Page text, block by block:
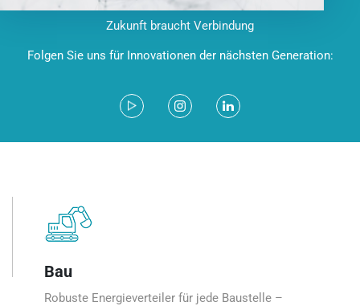
Zukunft braucht Verbindung
Folgen Sie uns für Innovationen der nächsten Generation:
Bau
Robuste Energieverteiler für jede Baustelle –